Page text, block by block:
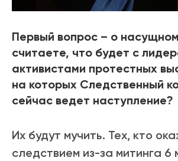
Первый вопрос – о
считаете, что будет с
активистами протестных
на которых Следственный
сейчас ведет наступление?
Их будут мучить. Тех, кто
следствием из-за митинга 6